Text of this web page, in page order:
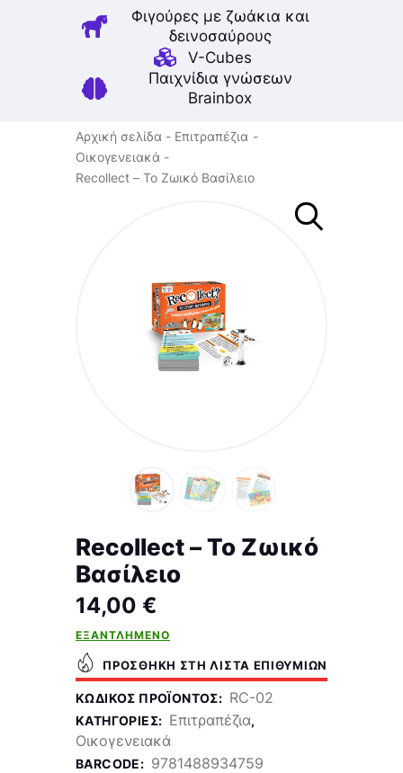
Φιγούρες με ζωάκια και
δεινοσαύρους
V-Cubes
Παιχνίδια γνώσεων
Brainbox
Αρχική σελίδα
Επιτραπέζια
Οικογενειακά
Recollect – Το Ζωικό Βασίλειο
Recollect – Το Ζωικό
Βασίλειο
14,00 €
ΕΞΑΝΤΛΗΜΈΝΟ
ΠΡΟΣΘΉΚΗ ΣΤΗ ΛΊΣΤΑ ΕΠΙΘΥΜΙΏΝ
ΚΩΔΙΚΌΣ ΠΡΟΪΌΝΤΟΣ: RC-02
ΚΑΤΗΓΟΡΊΕΣ: Επιτραπέζια,
Οικογενειακά
BARCODE: 9781488934759